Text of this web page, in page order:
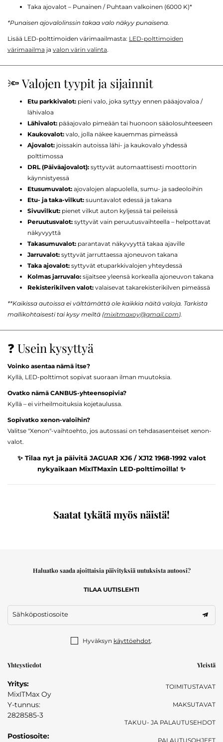
Taka ajovalot – Punainen / Puhtaan valkoinen (6000 K)*
*Punaisen ajovalolinssin takaa valo näkyy punaisena.
Lisää LED-polttimoiden värimaailmasta: LED-polttimoiden
värimaailma ja valon värin valinta.
🔦 Valojen tyypit ja sijainnit
Etu parkkivalot: pieni valo, joka syttyy ennen pääajovaloa /
lähivaloa
Lähivalot: pääajovalo pimeään tai huonoon sääolosuhteeseen
Kaukovalot: valo, jolla näkee kauemmas pimeässä
Ajovalot: joissakin autoissa lähi- ja kaukovalo yhdessä
polttimossa
DRL (Päiväajovalot): syttyvät automaattisesti moottorin
käynnistyessä
Etusumuvalot: ajovalojen alapuolella, sumu- ja sadeoloihin
Etu- ja taka-vilkut: suuntavalot edessä ja takana
Sivuvilkut: pienet vilkut auton kyljessä tai peileissä
Peruutusvalot: syttyvät vain peruutusvaihteella – helpottavat
näkyvyyttä
Takasumuvalot: parantavat näkyvyyttä takaa ajaville
Jarruvalot: syttyvät jarruttaessa ajoneuvon takana
Taka ajovalot: syttyvät etuparkkivalojen yhteydessä
Kolmas jarruvalo: sijaitsee yleensä korkealla ajoneuvon takana
Rekisterikilven valot: valaisevat takarekisterikilven pimeässä
**Kaikissa autoissa ei välttämättä ole kaikkia näitä valoja. Tarkista
mallikohtaisesti tai kysy meiltä (mixitmaxoy@gmail.com ).
❓ Usein kysyttyä
Voinko asentaa nämä itse?
Kyllä, LED-polttimot sopivat suoraan ilman muutoksia.
Ovatko nämä CANBUS-yhteensopivia?
Kyllä – ei virheilmoituksia kojetaulussa.
Sopivatko xenon-valoihin?
Valitse "Xenon"-vaihtoehto, jos autossasi on tehdasasenteiset xenon-
valot.
✨ Tilaa nyt ja päivitä JAGUAR XJ6 / XJ12 1968-1992 valot
nykyaikaan MixITMaxin LED-polttimoilla! ✨
Saatat tykätä myös näistä!
Haluatko saada ajoittaisia päivityksiä uutuksista autoosi?
TILAA UUTISLEHTI
Sähköpostiosoite
Hyväksyn käyttöehdot.
Yhteystiedot
Yritys:
MixITMax Oy
Y-tunnus:
2828585-3
Postiosoite:
Yleistä
TOIMITUSTAVAT
MAKSUTAVAT
TAKUU- JA PALAUTUSEHDOT
PALAUTUSOHJEET